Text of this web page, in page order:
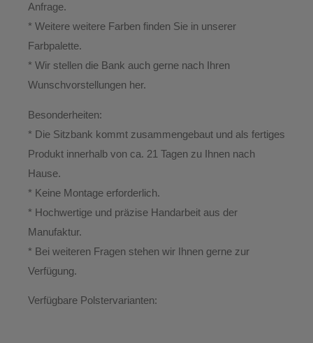
Anfrage.
* Weitere weitere Farben finden Sie in unserer
Farbpalette.
* Wir stellen die Bank auch gerne nach Ihren
Wunschvorstellungen her.
Besonderheiten:
* Die Sitzbank kommt zusammengebaut und als fertiges
Produkt innerhalb von ca. 21 Tagen zu Ihnen nach
Hause.
* Keine Montage erforderlich.
* Hochwertige und präzise Handarbeit aus der
Manufaktur.
* Bei weiteren Fragen stehen wir Ihnen gerne zur
Verfügung.
Verfügbare Polstervarianten: